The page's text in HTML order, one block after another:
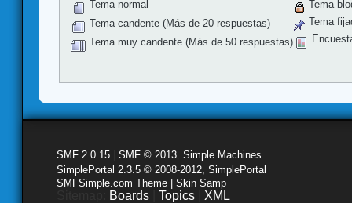
Tema normal
Tema candente (Más de 20 respuestas)
Tema muy candente (Más de 50 respuestas)
Tema
Tema
SMF 2.0.15 SMF © 2013 Simple Machines
SimplePortal 2.3.5 © 2008-2012, SimplePortal
SMFSimple.com Theme | Skin Samp
Boards Topics XML